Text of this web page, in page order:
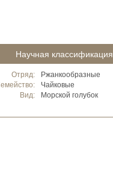
Научная классификация
Отряд:
Ржанкообразные
Чайковые
Вид:
Морской голубок